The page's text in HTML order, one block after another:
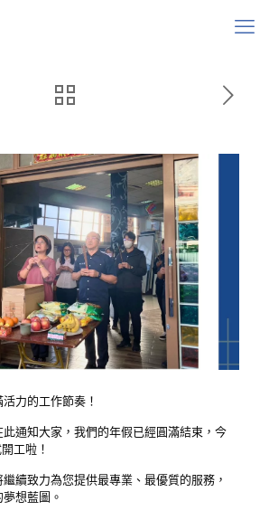
力的工作節奏！
通知大家，我們的年假已經圓滿結束，今
工啦！
續致力為您提供最專業、最優質的服務，
想藍圖。